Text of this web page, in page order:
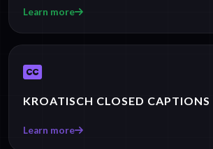
Learn more
KROATISCH CLOSED CAPTIONS
Learn more